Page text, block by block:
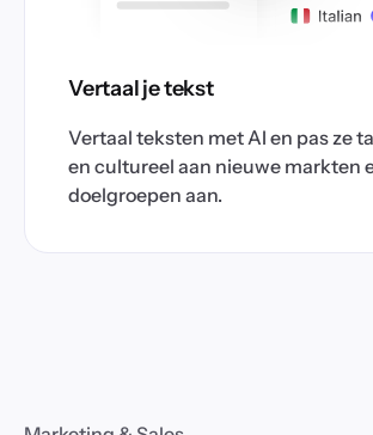
Vertaal je tekst
Vertaal teksten met AI en pas ze
en cultureel aan nieuwe markten
doelgroepen aan.